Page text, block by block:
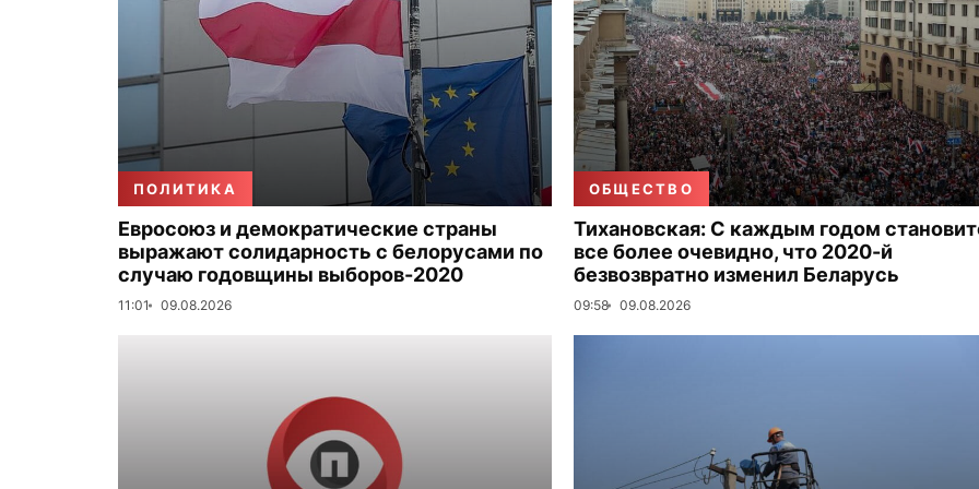
ПОЛИТИКА
Евросоюз и демократические страны
выражают солидарность с белорусами по
случаю годовщины выборов-2020
11:01 09.08.2026
ОБЩЕСТВО
Тихановская: С каждым годом
все более очевидно, что 2020-й
безвозвратно изменил Беларусь
09:58 09.08.2026